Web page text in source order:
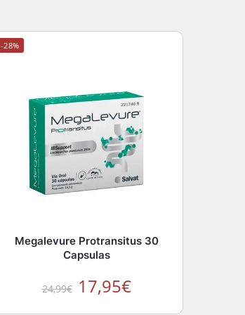
-28%
Megalevure Protransitus 30
Capsulas
24,99€ 17,95€